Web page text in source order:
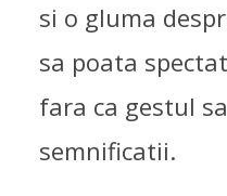
si o gluma
sa poata
fara ca gestul
semnificatii.